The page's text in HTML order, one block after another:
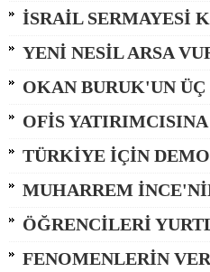
İSRAİL SERMAYESİ
YENİ NESİL ARSA
OKAN BURUK'UN
OFİS
TÜRKİYE İÇİN
MUHARREM
ÖĞRENCİLERİ
FENOMENLERİN